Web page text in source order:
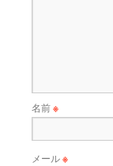
名前※
メール※